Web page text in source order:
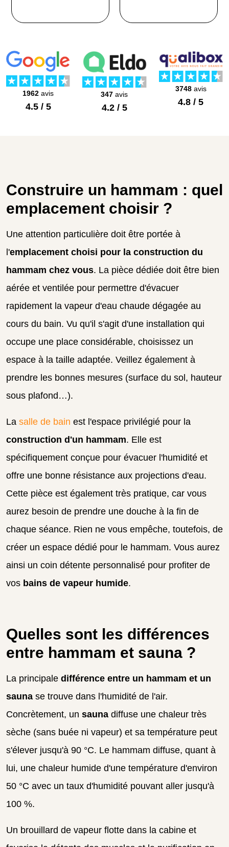
1962 avis
4.5 / 5
347 avis
4.2 / 5
3748avis
4.8 / 5
Construire un hammam : quel
emplacement choisir ?
Une attention particulière doit être portée à
l'emplacement choisi pour la construction du
hammam chez vous. La pièce dédiée doit être bien
aérée et ventilée pour permettre d'évacuer
rapidement la vapeur d'eau chaude dégagée au
cours du bain. Vu qu'il s'agit d'une installation qui
occupe une place considérable, choisissez un
espace à la taille adaptée. Veillez également à
prendre les bonnes mesures (surface du sol, hauteur
sous plafond…).
La salle de bain est l'espace privilégié pour la
construction d'un hammam. Elle est
spécifiquement conçue pour évacuer l'humidité et
offre une bonne résistance aux projections d'eau.
Cette pièce est également très pratique, car vous
aurez besoin de prendre une douche à la fin de
chaque séance. Rien ne vous empêche, toutefois, de
créer un espace dédié pour le hammam. Vous aurez
ainsi un coin détente personnalisé pour profiter de
vos bains de vapeur humide.
Quelles sont les différences
entre hammam et sauna ?
La principale différence entre un hammam et un
sauna se trouve dans l'humidité de l'air.
Concrètement, un sauna diffuse une chaleur très
sèche (sans buée ni vapeur) et sa température peut
s'élever jusqu'à 90 °C. Le hammam diffuse, quant à
lui, une chaleur humide d'une température d'environ
50 °C avec un taux d'humidité pouvant aller jusqu'à
100 %.
Un brouillard de vapeur flotte dans la cabine et